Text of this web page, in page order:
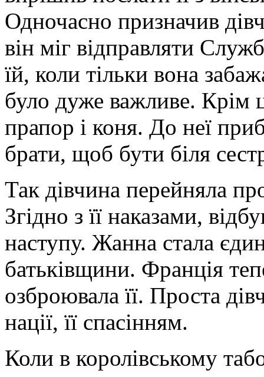
Одночасно призначив
він міг відправляти
їй, коли тільки вона
було дуже важливе. Крім
прапор і коня. До неї
брати, щоб бути біля
Так дівчина перейняла
Згідно з її наказами,
наступу. Жанна стала
батьківщини. Франція
озброю­вала її. Проста
нації, її спасінням.
Коли в королівському